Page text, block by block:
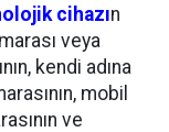
cihazın
veya
kendi adına
mobil
ve